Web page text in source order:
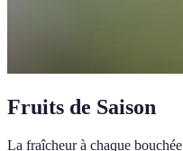
Fruits de Saison
La fraîcheur à chaque bouchée